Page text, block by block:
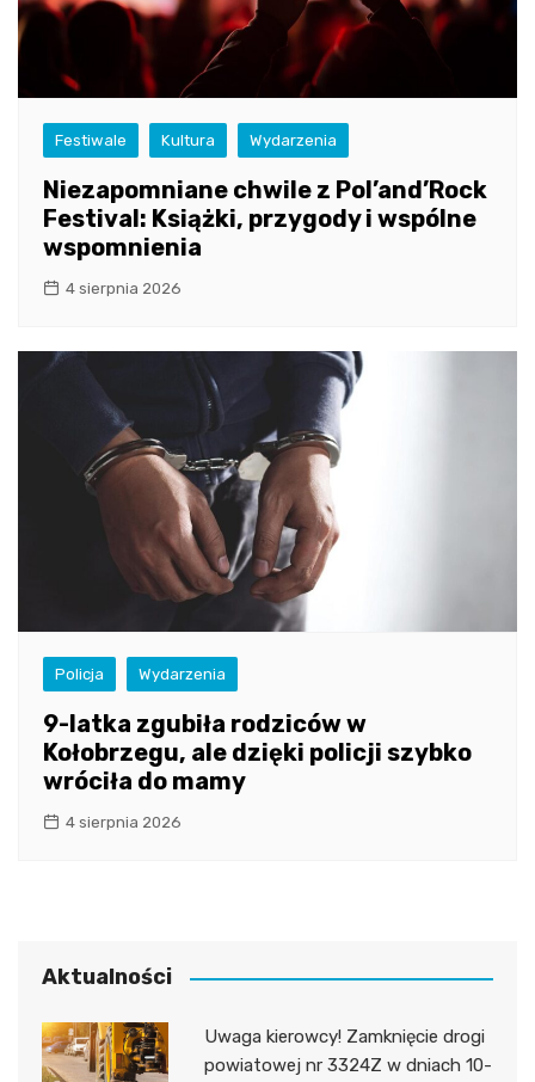
Festiwale Kultura Wydarzenia
Niezapomniane chwile z Pol’and’Rock
Festival: Książki, przygody i wspólne
wspomnienia
4 sierpnia 2026
Policja Wydarzenia
9-latka zgubiła rodziców w
Kołobrzegu, ale dzięki policji szybko
wróciła do mamy
4 sierpnia 2026
Aktualności
Uwaga kierowcy! Zamknięcie drogi
powiatowej nr 3324Z w dniach 10-